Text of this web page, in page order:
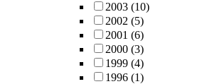
2003 (10)
2002 (5)
2001 (6)
2000 (3)
1999 (4)
1996 (1)